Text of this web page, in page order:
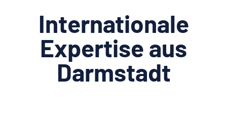
Internationale
Expertise aus
Darmstadt